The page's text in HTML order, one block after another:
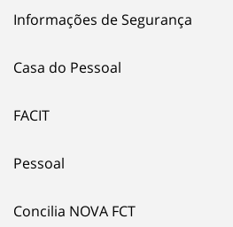
Informações de Segurança
Casa do Pessoal
FACIT
Pessoal
Concilia NOVA FCT